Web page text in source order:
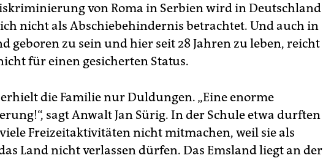
von Roma in Serbien wird in Deutschland
nicht als Abschiebehindernis betrachtet. Und auch in
geboren zu sein und hier seit 28 Jahren zu leben, reicht
für einen gesicherten Status.
erhielt die Familie nur Duldungen. „Eine enorme
sagt Anwalt Jan Sürig. In der Schule etwa durften
Freizeitaktivitäten nicht mitmachen, weil sie als
Land nicht verlassen dürfen. Das Emsland liegt an der